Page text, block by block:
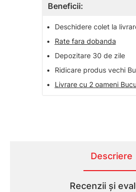
Beneficii:
•
Deschidere colet la
•
Rate fara dobanda
•
Depozitare 30 de zile
•
Ridicare produs vechi
•
Livrare cu 2 oameni
Descriere
Recenzii și